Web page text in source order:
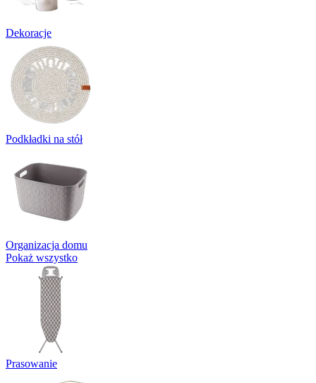
Dekoracje
Podkładki na stół
Organizacja domu
Pokaż wszystko
Prasowanie